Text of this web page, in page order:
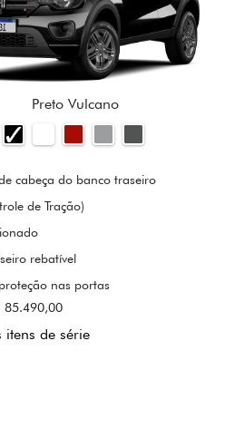
Preto Vulcano
cabeça do banco traseiro
de Tração)
rebatível
nas portas
85.490,00
de série